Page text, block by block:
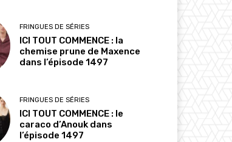
FRINGUES DE SÉRIES
ICI TOUT COMMENCE : la
chemise prune de Maxence
dans l’épisode 1497
FRINGUES DE SÉRIES
ICI TOUT COMMENCE : le
caraco d’Anouk dans
l’épisode 1497